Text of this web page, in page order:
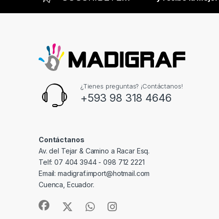
¿Tienes preguntas? ¡Contáctanos!
+593 98 318 4646
Contáctanos
Av. del Tejar & Camino a Racar Esq.
Telf: 07 404 3944 - 098 712 2221
Email: madigraf.import@hotmail.com
Cuenca, Ecuador.